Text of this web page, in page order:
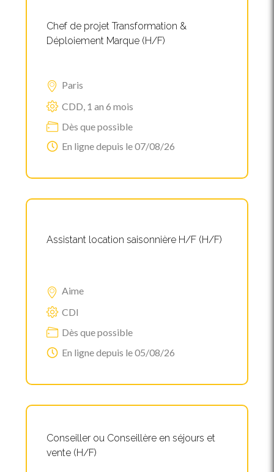
Chef de projet Transformation &
Déploiement Marque (H/F)
Paris
CDD, 1 an 6 mois
Dès que possible
En ligne depuis le 07/08/26
Assistant location saisonnière H/F (H/F)
Aime
CDI
Dès que possible
En ligne depuis le 05/08/26
Conseiller ou Conseillère en séjours et
vente (H/F)